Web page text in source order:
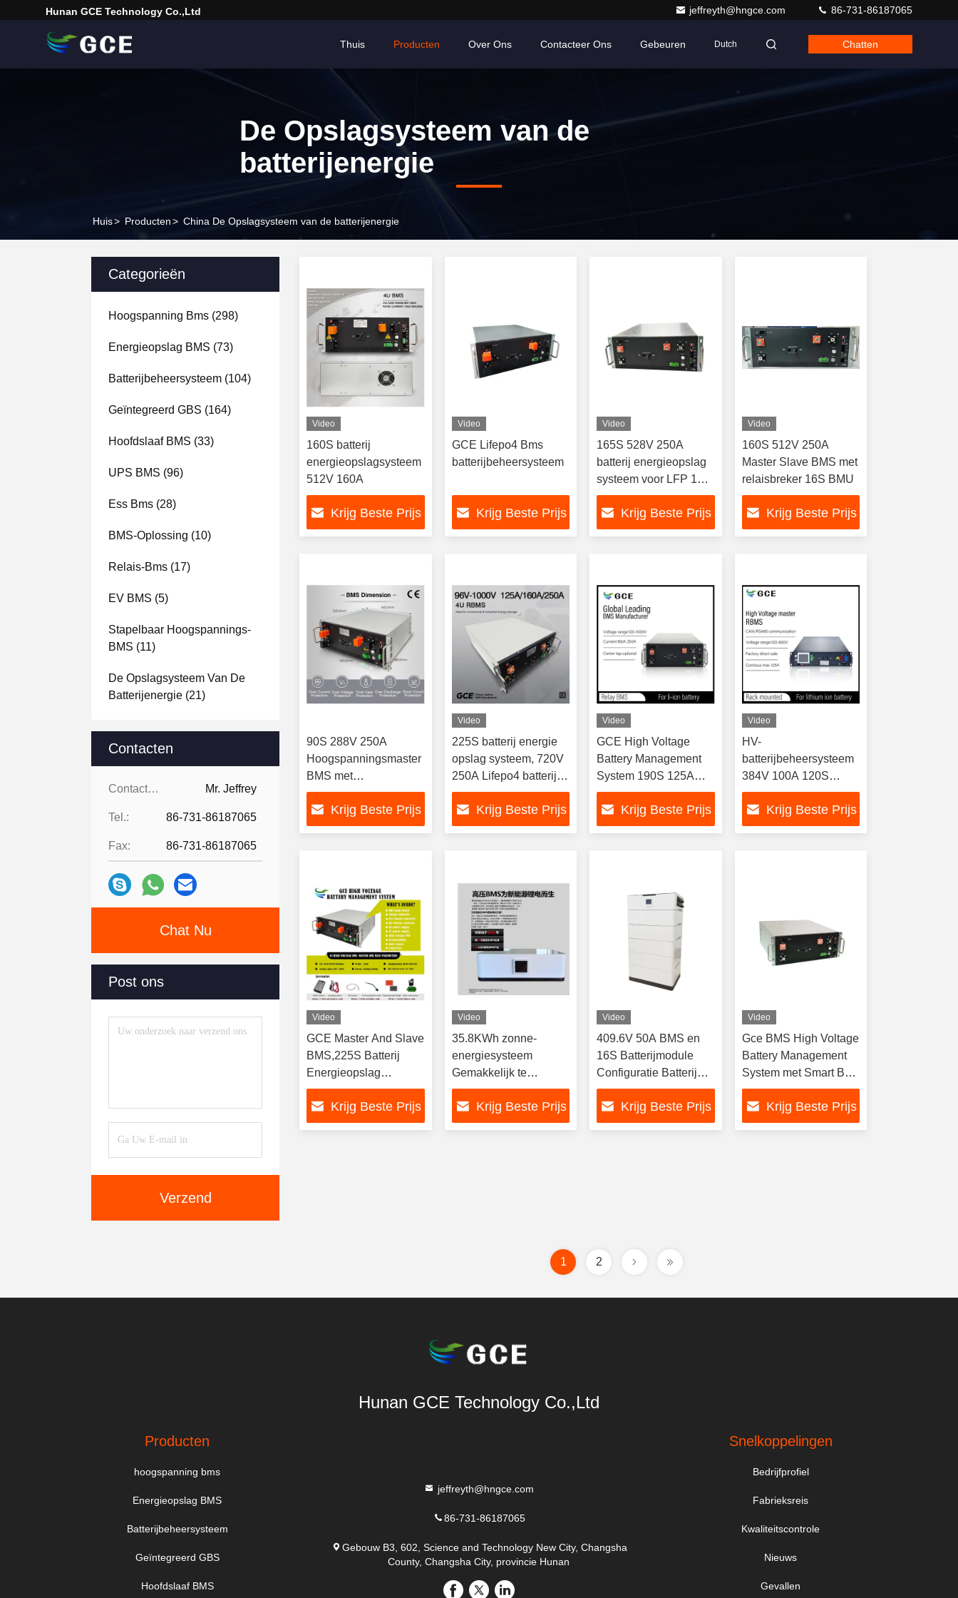
Hunan GCE Technology Co.,Ltd jeffreyth@hngce.com 86-731-86187065
Thuis Producten Over Ons Contacteer Ons Gebeuren Dutch Chatten
De Opslagsysteem van de
batterijenergie
Huis> Producten> China De Opslagsysteem van de batterijenergie
Categorieën
Hoogspanning Bms (298)
Energieopslag BMS (73)
Batterijbeheersysteem (104)
Geïntegreerd GBS (164)
Hoofdslaaf BMS (33)
UPS BMS (96)
Ess Bms (28)
BMS-Oplossing (10)
Relais-Bms (17)
EV BMS (5)
Stapelbaar Hoogspannings-
BMS (11)
De Opslagsysteem Van De
Batterijenergie (21)
Contacten
Contacten: Mr. Jeffrey
Tel.: 86-731-86187065
Fax: 86-731-86187065
Chat Nu
Post ons
Verzend
Video
160S batterij
energieopslagsysteem
512V 160A
Krijg Beste Prijs
Video
GCE Lifepo4 Bms
batterijbeheersysteem
Krijg Beste Prijs
Video
165S 528V 250A
batterij energieopslag
systeem voor LFP 15S
16S
Krijg Beste Prijs
Video
160S 512V 250A
Master Slave BMS met
relaisbreker 16S BMU
Krijg Beste Prijs
90S 288V 250A
Hoogspanningsmaster
BMS met
relaiscontactor batterij
energieopslag systeem
Krijg Beste Prijs
Video
225S batterij energie
opslag systeem, 720V
250A Lifepo4 batterij
Bms
Krijg Beste Prijs
Video
GCE High Voltage
Battery Management
System 190S 125A
Master Slave BMS met
Relay BMS NMC LTO
LFP zonne-
Krijg Beste Prijs
Video
HV-
batterijbeheersysteem
384V 100A 120S
Lifepo4-batterijen voor
UPS en BESS met
CAN/RS485-
Krijg Beste Prijs
Video
GCE Master And Slave
BMS,225S Batterij
Energieopslag
Systeem, 720V 250A
Lifepo4 Batterij Bms
Krijg Beste Prijs
Video
35.8KWh zonne-
energiesysteem
Gemakkelijk te
installeren Compatibel
met de meeste
omvormers
Krijg Beste Prijs
Video
409.6V 50A BMS en
16S Batterijmodule
Configuratie Batterij
energieopslag systeem
Krijg Beste Prijs
Video
Gce BMS High Voltage
Battery Management
System met Smart Bms
240s Bms 768v 250a
4u Master Rbms
Krijg Beste Prijs
1 2
Hunan GCE Technology Co.,Ltd
Producten
hoogspanning bms
Energieopslag BMS
Batterijbeheersysteem
Geïntegreerd GBS
Hoofdslaaf BMS
jeffreyth@hngce.com
86-731-86187065
Gebouw B3, 602, Science and Technology New City, Changsha
County, Changsha City, provincie Hunan
Snelkoppelingen
Bedrijfprofiel
Fabrieksreis
Kwaliteitscontrole
Nieuws
Gevallen